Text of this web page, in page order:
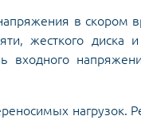
в скором
жесткого диска и
входного
нагрузок.